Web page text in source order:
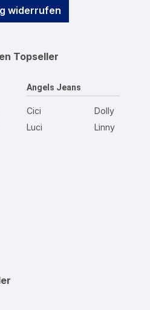
widerrufen
Topseller
Angels Jeans
Cici
Luci
Dolly
Linny